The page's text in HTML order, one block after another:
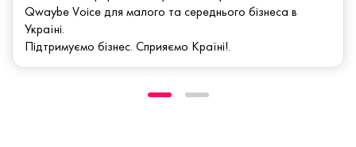
Qwaybe Voice для малого та середнього бізнеса в
Україні.
Підтримуємо бізнес. Сприяємо Країні!.